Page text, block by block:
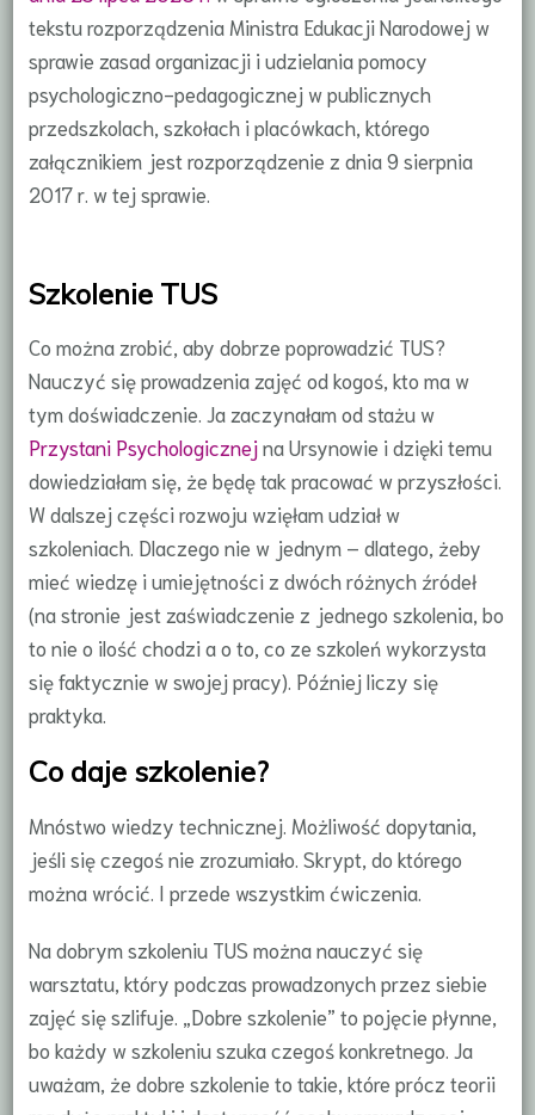
tekstu rozporządzenia Ministra Edukacji Narodowej w
sprawie zasad organizacji i udzielania pomocy
psychologiczno-pedagogicznej w publicznych
przedszkolach, szkołach i placówkach, którego
załącznikiem jest rozporządzenie z dnia 9 sierpnia
2017 r. w tej sprawie.
Szkolenie TUS
Co można zrobić, aby dobrze poprowadzić TUS?
Nauczyć się prowadzenia zajęć od kogoś, kto ma w
tym doświadczenie. Ja zaczynałam od stażu w
Przystani Psychologicznejna Ursynowie i dzięki temu
dowiedziałam się, że będę tak pracować w przyszłości.
W dalszej części rozwoju wzięłam udział w
szkoleniach. Dlaczego nie w jednym – dlatego, żeby
mieć wiedzę i umiejętności z dwóch różnych źródeł
(na stronie jest zaświadczenie z jednego szkolenia, bo
to nie o ilość chodzi a o to, co ze szkoleń wykorzysta
się faktycznie w swojej pracy). Później liczy się
praktyka.
Co daje szkolenie?
Mnóstwo wiedzy technicznej. Możliwość dopytania,
jeśli się czegoś nie zrozumiało. Skrypt, do którego
można wrócić. I przede wszystkim ćwiczenia.
Na dobrym szkoleniu TUS można nauczyć się
warsztatu, który podczas prowadzonych przez siebie
zajęć się szlifuje. „Dobre szkolenie” to pojęcie płynne,
bo każdy w szkoleniu szuka czegoś konkretnego. Ja
uważam, że dobre szkolenie to takie, które prócz teorii